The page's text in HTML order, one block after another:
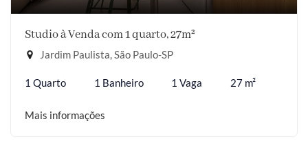
Studio à Venda com 1 quarto, 27m²
Jardim Paulista, São Paulo-SP
1 Quarto 1 Banheiro 1 Vaga 27 m²
Mais informações